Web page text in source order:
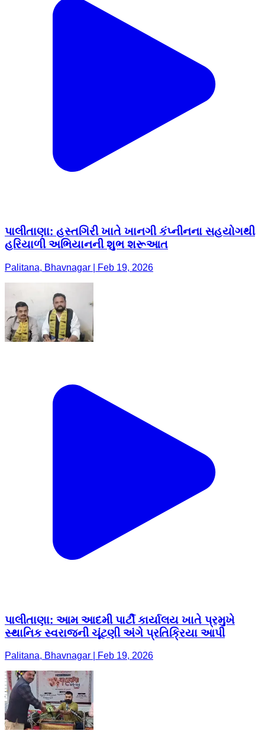
પાલીતાણા: હસ્તગિરી ખાતે ખાનગી કંપ્નીનના સહયોગથી
હરિયાળી અભિયાનની શુભ શરૂઆત
Palitana, Bhavnagar | Feb 19, 2026
પાલીતાણા: આમ આદમી પાર્ટી કાર્યાલય ખાતે પ્રમુખે
સ્થાનિક સ્વરાજની ચૂંટણી અંગે પ્રતિક્રિયા આપી
Palitana, Bhavnagar | Feb 19, 2026